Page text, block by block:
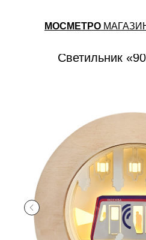
МОСМЕТРО
Светильник «90 лет
Светильник